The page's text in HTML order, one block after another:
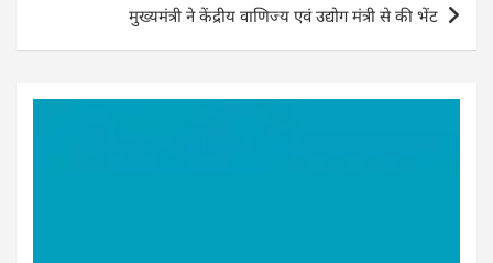
मुख्यमंत्री ने केंद्रीय वाणिज्य एवं उद्योग मंत्री से की भेंट